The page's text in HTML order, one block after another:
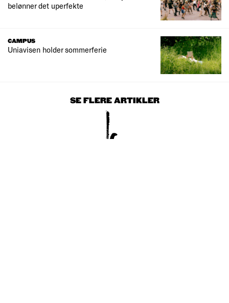
belønner det uperfekte
CAMPUS
Uniavisen holder sommerferie
SE FLERE ARTIKLER